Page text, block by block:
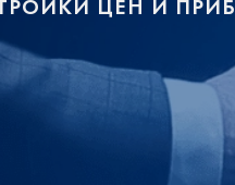
ЦЕН И